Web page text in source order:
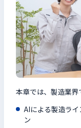
本章では、製造業界
AIによる製造ラ
ン